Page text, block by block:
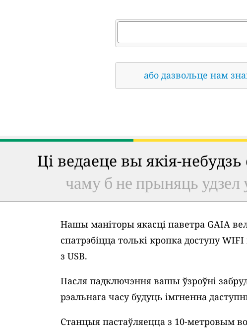
або дазвольце нам
Ці ведаеце вы якія-
чаму б не прыняць удзел
Нашы маніторы якасці паветра GAIA
спатрэбіцца толькі кропка доступу
з USB.
Пасля падключэння вашы ўзроўні
рэальнага часу будуць імгненна
Станцыя пастаўляецца з 10-метровым